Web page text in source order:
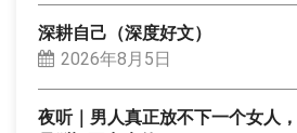
深耕自己（深度好文）
2026年8月5日
夜听｜男人真正放不下一个女人